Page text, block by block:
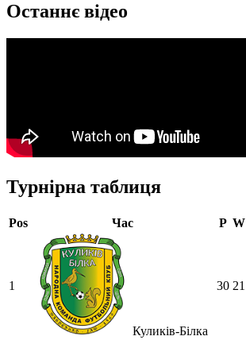
Останнє відео
Турнірна таблиця
Pos Час P W
1
Куликів-Білка
30 21